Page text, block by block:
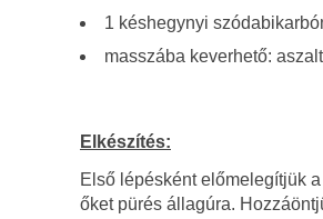
1 késhegynyi
masszába keverhető:
Elkészítés:
Első lépésként előmelegítjük
őket pürés állagúra.